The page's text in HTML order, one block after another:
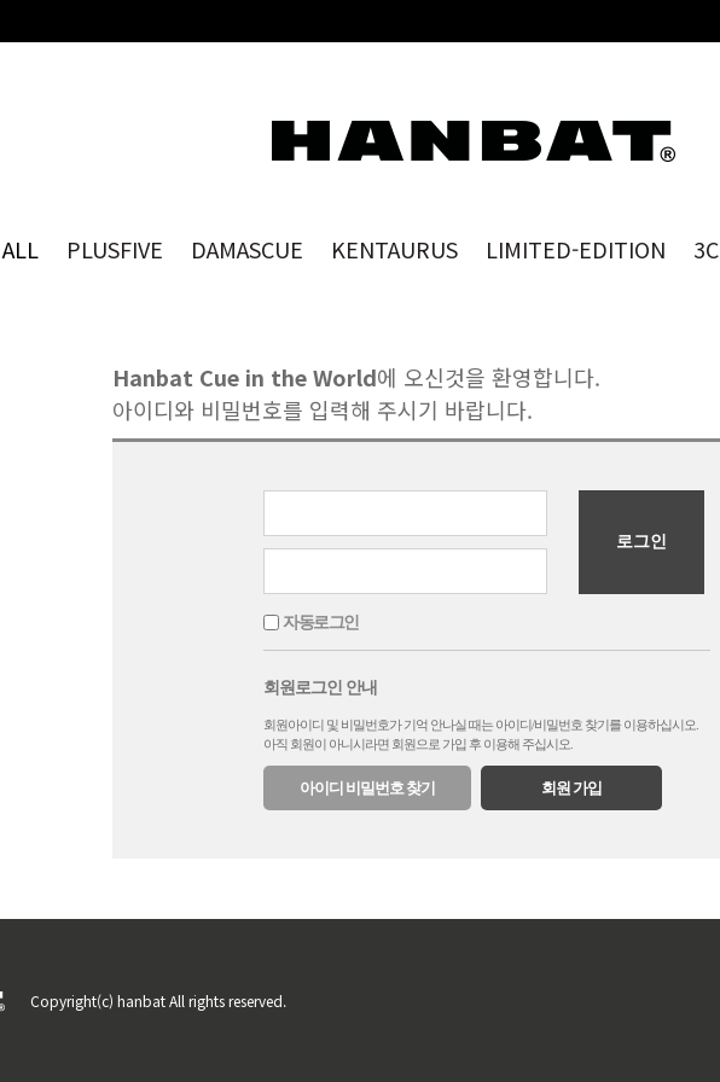
ALL PLUSFIVE DAMASCUE KENTAURUS LIMITED-EDITION 3C
Hanbat Cue in the World에 오신것을 환영합니다.
아이디와 비밀번호를 입력해 주시기 바랍니다.
자동로그인
회원로그인 안내
회원아이디 및 비밀번호가 기억 안나실 때는 아이디/비밀번호 찾기를 이용하십시오.
아직 회원이 아니시라면 회원으로 가입 후 이용해 주십시오.
아이디 비밀번호 찾기 회원 가입
Copyright(c) hanbat All rights reserved.